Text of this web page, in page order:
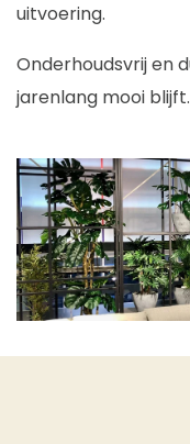
uitvoering.
Onderhoudsvrij en
jarenlang mooi blijft.